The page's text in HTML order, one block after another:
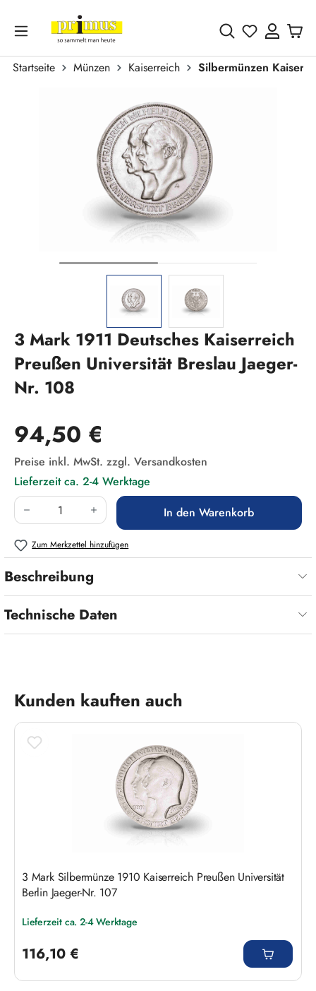
Zum Hauptinhalt springen
Du hast 0
Startseite Münzen Kaiserreich
Silbermünzen
3 Mark 1911 Deutsches Kaiserreich
Preußen Universität Breslau Jaeger-
Nr. 108
Regulärer Preis:
94,50 €
Preise inkl. MwSt. zzgl. Versandkosten
Lieferzeit ca. 2-4 Werktage
Produkt Anzahl: Gib den gewünschten Wert
In den Warenkorb
Zum Merkzettel hinzufügen
Beschreibung
Technische Daten
Produktgalerie überspringen
Kunden kauften auch
3 Mark Silbermünze 1910 Kaiserreich Preußen Universität
Berlin Jaeger-Nr. 107
Lieferzeit ca. 2-4 Werktage
116,10 €